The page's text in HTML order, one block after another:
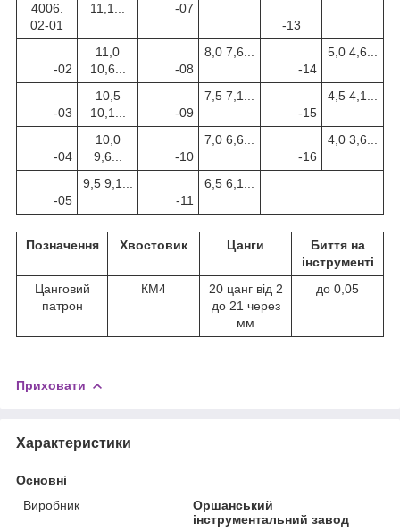
4006.
02-01
11,1...
-07
-13
-02
11,0
10,6...
-08
8,0 7,6...
-14
5,0 4,6...
-03
10,5
10,1...
-09
7,5 7,1...
-15
4,5 4,1...
-04
10,0
9,6...
-10
7,0 6,6...
-16
4,0 3,6...
-05
9,5 9,1...
-11
6,5 6,1...
Позначення Хвостовик Цанги
Биття на
інструменті
Цанговий
патрон
КМ4
20 цанг від 2
до 21 через
мм
до 0,05
Приховати
Характеристики
Основні
Виробник
Оршанський
інструментальний завод